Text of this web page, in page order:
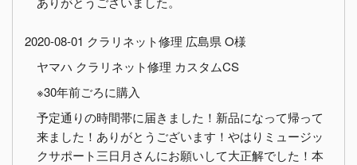
2020-08-01 クラリネット修理 広島県 O様
ヤマハ クラリネット修理 カスタムCS
※30年前ごろに購入
予定通りの時間帯に届きました！新品になって帰って
来ました！ありがとうございます！やはりミュージッ
クサポート三日月さんにお願いして大正解でした！本